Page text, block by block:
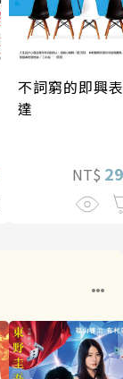
不詞窮的即興表
達
NT$